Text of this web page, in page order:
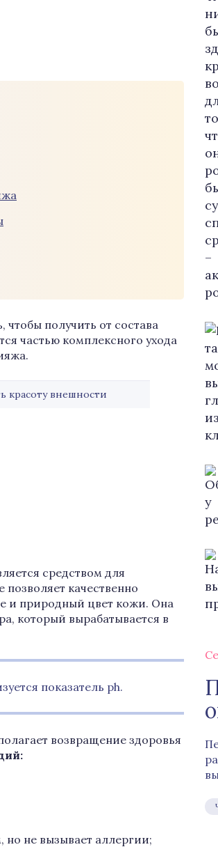
получить от состава
частью комплексного ухода
красоту внешности
средством для
качественно
и природный цвет кожи. Она
который вырабатывается в
показатель ph.
возвращение здоровья
но не вызывает аллергии;